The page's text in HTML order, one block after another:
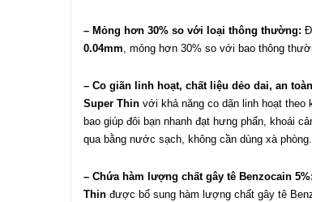
– Mỏng hơn 30% so với loại thông thường:
0.04mm, mỏng hơn 30% so với bao thông
– Co giãn linh hoạt, chất liệu dẻo dai, an
Super Thin với khả năng co dãn linh hoạt
bao giúp đôi bạn nhanh đạt hưng phấn, khoái
qua bằng nước sạch, không cần dùng xà phòng.
– Chứa hàm lượng chất gây tê Benzocain 5%:
Thin được bổ sung hàm lượng chất gây tê